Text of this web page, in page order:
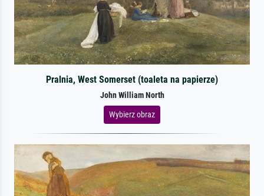
Pralnia, West Somerset (toaleta na papierze)
John William North
Wybierz obraz